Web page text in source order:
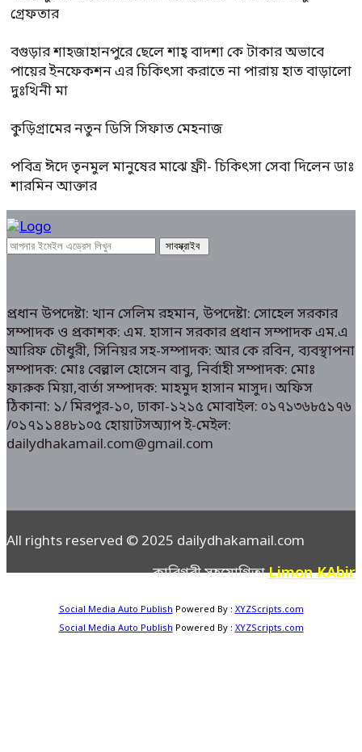
গ্রেফতার
বগুড়ার শাহজাহানপুরে ছেলে শাহ্ বাদশা কে টাকার অভাবে
পায়ের ইনফেকশন এর চিকিৎসা করাতে না পারায় হাত বাড়ালো
দুঃখিনী মা
কুড়িগ্রামের নতুন ডিসি সিফাত মেহনাজ
পবিত্র ঈদে তৃনমুল মানুষের মাঝে ফ্রী- চিকিৎসা সেবা দিলেন ডাঃ
শারমিন আক্তার
প্রধান উপদেষ্টা: খান সেলিম রহমান, উপদেষ্টা: সোহেল সরকার
সম্পাদক ও প্রকাশক: এম. হাসান সরকার প্রধান সম্পাদক এম.এ
আরিফ চৌধুরী, সিনিয়র সহ-সম্পাদক: আর কে রবিন, ব্যবস্থাপনা
সম্পাদক: মোঃ বেল্লাল হোসেন বাবু, নির্বাহী সম্পাদক: মোঃ
ফারুক মিয়া,বার্তা সম্পাদক: মাহমুদ হাসান মাসুদ। অফিস
ঠিকানা: ১/ মিরপুর-১০, ঢাকা-১২১৫ মোবাইল: ০১৭১৩৬৮৫১৭৬
/০১৭১১৪৪৮১০৫ হোয়াটসঅ্যাপ ই-মেইল:
dailydhakamail.com@gmail.com
All rights reserved © 2025 dailydhakamail.com
কারিগরী সহযোগিতাLimon KAbir
Social Media Auto Publish Powered By : XYZScripts.com
Social Media Auto Publish Powered By : XYZScripts.com